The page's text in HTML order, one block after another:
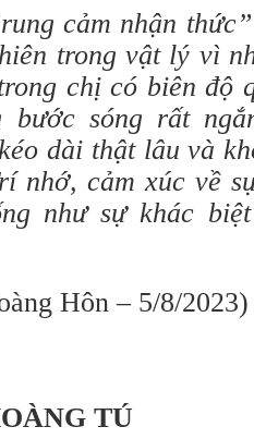
cảm nhận
trong vật lý vì
chị có biên độ
bước sóng rất
dài thật lâu và
nhớ, cảm xúc về
như sự khác
Hôn – 5/8/2023)
TÚ